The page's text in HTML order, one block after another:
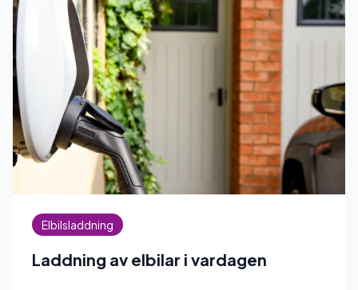
Elbilsladdning
Laddning av elbilar i vardagen